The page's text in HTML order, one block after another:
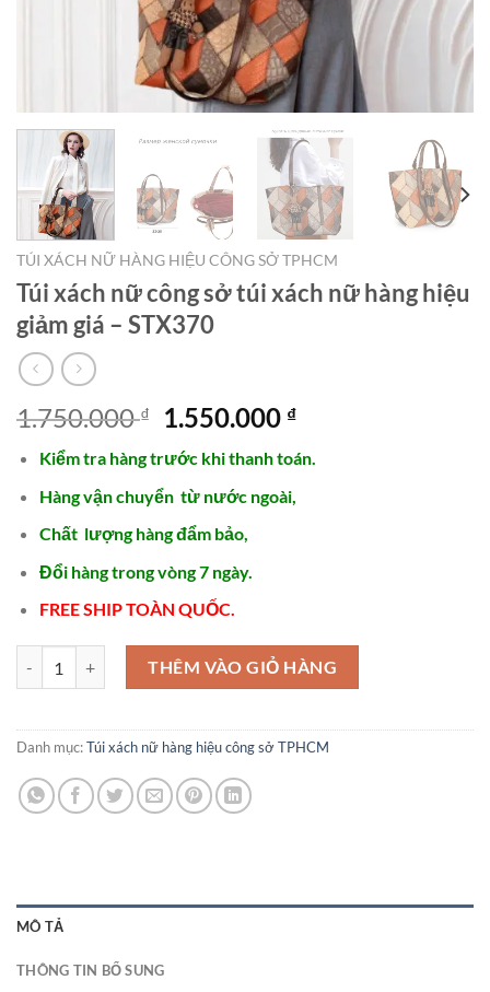
TÚI XÁCH NỮ HÀNG HIỆU CÔNG SỞ TPHCM
Túi xách nữ công sở túi xách nữ hàng hiệu
giảm giá – STX370
1.750.000₫
Giá
gốc
là:
1.750.000 ₫.
1.550.000 ₫Giá
tại
Kiểm tra hàng trước khi thanh toán.
Hàng vận chuyển từ nước ngoài,
Chất lượng hàng đẩm bảo,
Đổi hàng trong vòng 7 ngày.
FREE SHIP TOÀN QUỐC.
Túi xách nữ công sở túi xách nữ hàng hiệu giảm giá - STX370 số
THÊM VÀO GIỎ HÀNG
Danh mục:Túi xách nữ hàng hiệu công sở TPHCM
MÔ TẢ
THÔNG TIN BỔ SUNG